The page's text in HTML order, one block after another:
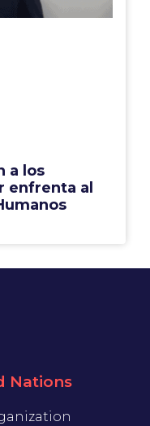
a los
enfrenta al
Nations